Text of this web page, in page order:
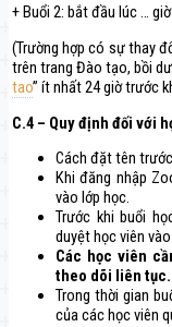
+ Buổi 2: bắt đầu lúc …
(Trường hợp có sự thay
trên trang Đào tạo, bồi
tao” ít nhất 24 giờ trước
C.4 – Quy định đối với
Cách đặt tên
Khi đăng nhập
vào lớp học.
Trước khi buổi
duyệt học viên
Các học viên
theo dõi liên tục.
Trong thời gian
của các học viên